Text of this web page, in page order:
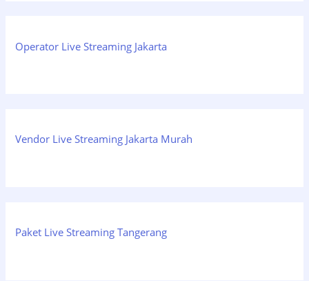
Operator Live Streaming Jakarta
Vendor Live Streaming Jakarta Murah
Paket Live Streaming Tangerang